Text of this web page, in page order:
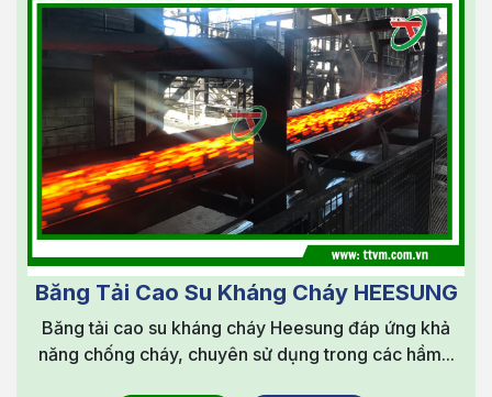
Băng Tải Cao Su Kháng Cháy HEESUNG
Băng tải cao su kháng cháy Heesung đáp ứng khả
năng chống cháy, chuyên sử dụng trong các hầm...